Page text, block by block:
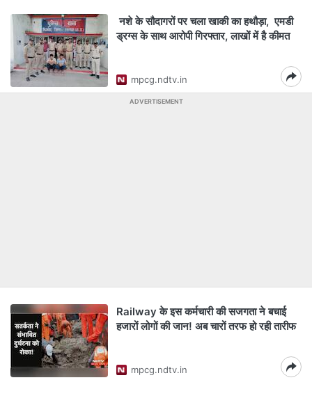
नशे के सौदागरों पर चला खाकी का हथौड़ा, एमडी
ड्रग्स के साथ आरोपी गिरफ्तार, लाखों में है कीमत
mpcg.ndtv.in
ADVERTISEMENT
Railway के इस कर्मचारी की सजगता ने बचाई
हजारों लोगों की जान! अब चारों तरफ हो रही तारीफ
mpcg.ndtv.in